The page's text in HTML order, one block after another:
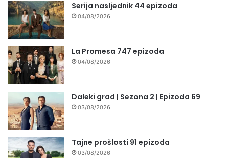
Serija nasljednik 44 epizoda
04/08/2026
La Promesa 747 epizoda
04/08/2026
Daleki grad | Sezona 2 | Epizoda 69
03/08/2026
Tajne prošlosti 91 epizoda
03/08/2026